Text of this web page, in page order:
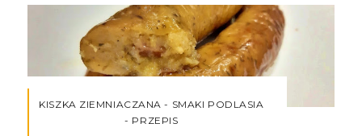
KISZKA ZIEMNIACZANA - SMAKI PODLASIA
- PRZEPIS